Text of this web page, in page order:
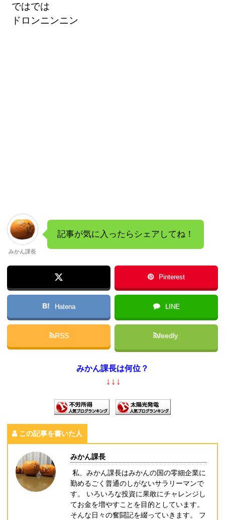
ではでは
ドロンニンニン
みかん課長
記事が気に入ったらシェアしてね！
Pinterest
B! Hatena LINE
RSS feedly
みかん課長は何位？
↓↓↓
この記事を書いた人
みかん課長
私、みかん課長はみかんの国の零細企業に
勤めるごく普通のしがないサラリーマンで
す。 いろいろな投資に果敢にチャレンジし
てお金を増やすことを目的としています。
そんな日々の奮闘記を綴っていきます。 フ